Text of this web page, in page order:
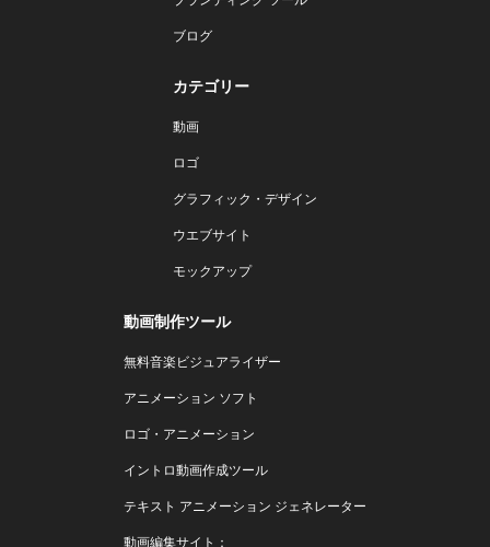
ブログ
カテゴリー
動画
ロゴ
グラフィック・デザイン
ウエブサイト
モックアップ
動画制作ツール
無料音楽ビジュアライザー
アニメーション ソフト
ロゴ・アニメーション
イントロ動画作成ツール
テキスト アニメーション ジェネレーター
動画編集サイト：